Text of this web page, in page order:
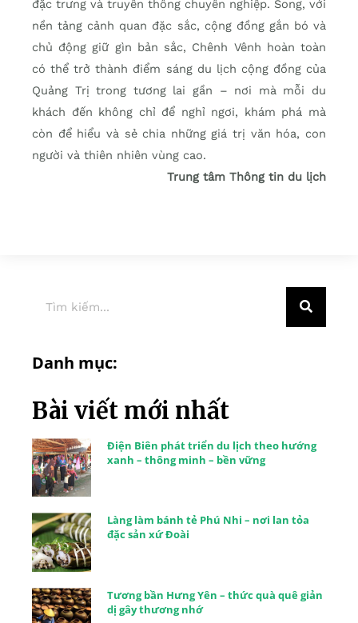
đặc trưng và truyền thông chuyên nghiệp. Song, với
nền tảng cảnh quan đặc sắc, cộng đồng gắn bó và
chủ động giữ gìn bản sắc, Chênh Vênh hoàn toàn
có thể trở thành điểm sáng du lịch cộng đồng của
Quảng Trị trong tương lai gần – nơi mà mỗi du
khách đến không chỉ để nghỉ ngơi, khám phá mà
còn để hiểu và sẻ chia những giá trị văn hóa, con
người và thiên nhiên vùng cao.
Trung tâm Thông tin du lịch
Danh mục:
Bài viết mới nhất
Điện Biên phát triển du lịch theo hướng
xanh – thông minh – bền vững
Làng làm bánh tẻ Phú Nhi – nơi lan tỏa
đặc sản xứ Đoài
Tương bần Hưng Yên – thức quà quê giản
dị gây thương nhớ